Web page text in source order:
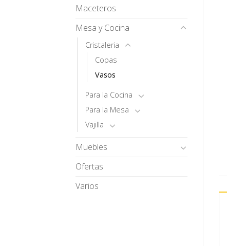
Maceteros
Mesa y Cocina
Cristaleria
Copas
Vasos
Para la Cocina
Para la Mesa
Vajilla
Muebles
Ofertas
Varios